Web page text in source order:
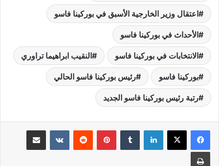
اعتقال وزير الخارجية الأسبق في بوركينا فاسو
الأحداث في بوركينا فاسو
الانتخابات في بوركينا فاسو النقيب ابراهيما تراوري
بوركينا فاسو رئيس بوركينا فاسو الحالي
رتبة رئيس بوركينا فاسو الجديد
لينكدإن بينتيريست